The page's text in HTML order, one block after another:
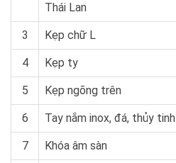
Thái Lan
3 Kẹp chữ L
4 Kẹp ty
5 Kẹp ngõng trên
6 Tay nắm inox, đá, thủy tinh
7 Khóa âm sàn